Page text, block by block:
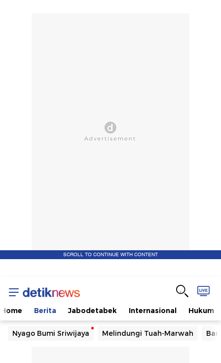
SCROLL TO CONTINUE WITH CONTENT
Home Berita Jabodetabek Internasional Hukum
Nyago Bumi Sriwijaya Melindungi Tuah-Marwah